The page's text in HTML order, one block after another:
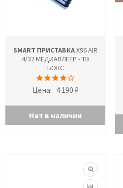
SMART ПРИСТАВКАX96 AIR
4/32 МЕДИАПЛЕЕР - ТВ
БОКС
Цена: 4 190 ₽
Нет в наличии